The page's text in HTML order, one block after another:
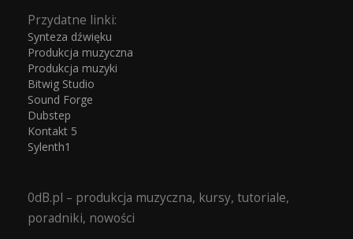
Przydatne linki:
Synteza dźwięku
Produkcja muzyczna
Produkcja muzyki
Bitwig Studio
Sound Forge
Dubstep
Kontakt 5
Sylenth1
0dB.pl – produkcja muzyczna, kursy, tutoriale,
poradniki, nowości